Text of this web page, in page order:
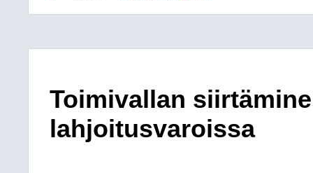
Toimivallan
lahjoitusvaroissa